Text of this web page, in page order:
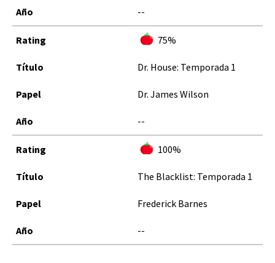
--
75%
Dr. House: Temporada 1
Dr. James Wilson
--
100%
The Blacklist: Temporada 1
Frederick Barnes
--